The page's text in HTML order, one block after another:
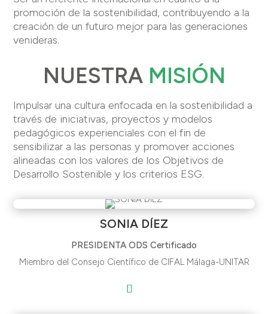
promoción de la sostenibilidad, contribuyendo a la
creación de un futuro mejor para las generaciones
venideras.
NUESTRA MISIÓN
Impulsar una cultura enfocada en la sostenibilidad a
través de iniciativas, proyectos y modelos
pedagógicos experienciales con el fin de
sensibilizar a las personas y promover acciones
alineadas con los valores de los Objetivos de
Desarrollo Sostenible y los criterios ESG.
SONIA DÍEZ
PRESIDENTA ODS Certificado
Miembro del Consejo Científico de CIFAL Málaga-UNITAR